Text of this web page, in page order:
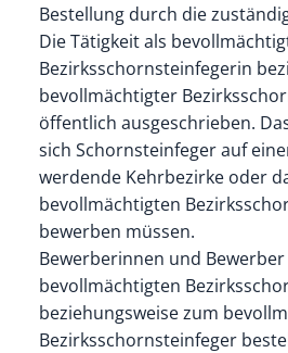
Bestellung durch die
Die Tätigkeit als
Bezirksschornsteinfegerin
bevollmächtigter
öffentlich ausgeschrieben.
sich Schornsteinfeger auf
werdende Kehrbezirke oder
bevollmächtigten
bewerben müssen.
Bewerberinnen und
bevollmächtigten
beziehungsweise zum
Bezirksschornsteinfeger